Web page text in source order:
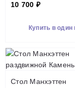
10 700 ₽
Купить в один
Стол Манхэттен